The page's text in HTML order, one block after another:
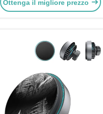
Ottenga il migliore prezzo